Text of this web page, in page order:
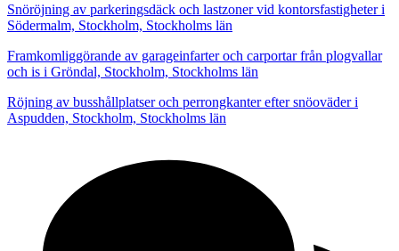
Snöröjning av parkeringsdäck och lastzoner vid kontorsfastigheter i
Södermalm, Stockholm, Stockholms län
Framkomliggörande av garageinfarter och carportar från plogvallar
och is i Gröndal, Stockholm, Stockholms län
Röjning av busshållplatser och perrongkanter efter snöoväder i
Aspudden, Stockholm, Stockholms län